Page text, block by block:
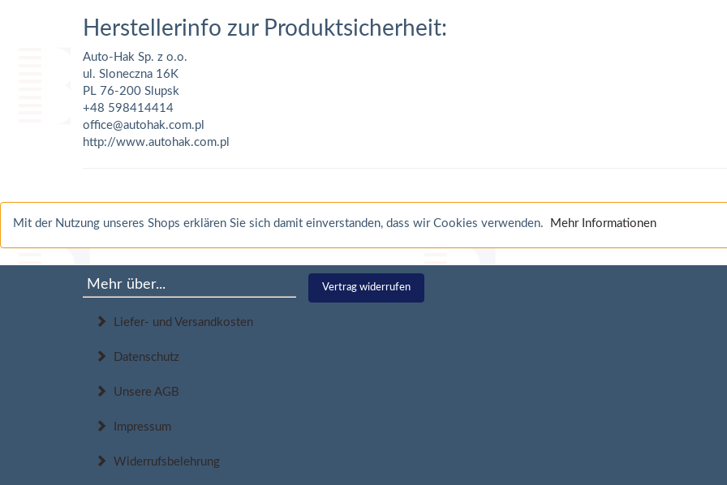
Herstellerinfo zur Produktsicherheit:
Auto-Hak Sp. z o.o.
ul. Sloneczna 16K
PL 76-200 Slupsk
+48 598414414
office@autohak.com.pl
http://www.autohak.com.pl
Mit der Nutzung unseres Shops erklären Sie sich damit einverstanden, dass wir Cookies verwenden. Mehr Informationen
Mehr über...
Liefer- und Versandkosten
Datenschutz
Unsere AGB
Impressum
Widerrufsbelehrung
Vertrag widerrufen